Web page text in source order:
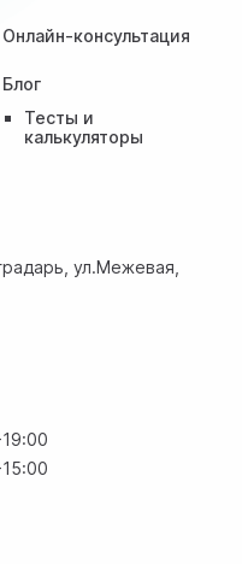
Онлайн-консультация
Блог
Тесты и
калькуляторы
ул.Межевая,